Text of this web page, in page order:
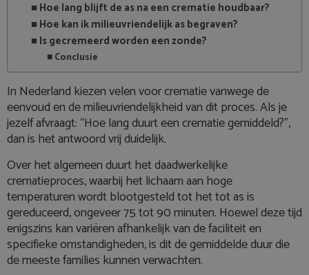
Hoe lang blijft de as na een crematie houdbaar?
Hoe kan ik milieuvriendelijk as begraven?
Is gecremeerd worden een zonde?
Conclusie
In Nederland kiezen velen voor crematie vanwege de
eenvoud en de milieuvriendelijkheid van dit proces. Als je
jezelf afvraagt: “Hoe lang duurt een crematie gemiddeld?”,
dan is het antwoord vrij duidelijk.
Over het algemeen duurt het daadwerkelijke
crematieproces, waarbij het lichaam aan hoge
temperaturen wordt blootgesteld tot het tot as is
gereduceerd, ongeveer 75 tot 90 minuten. Hoewel deze tijd
enigszins kan variëren afhankelijk van de faciliteit en
specifieke omstandigheden, is dit de gemiddelde duur die
de meeste families kunnen verwachten.